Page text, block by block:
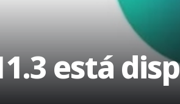
está